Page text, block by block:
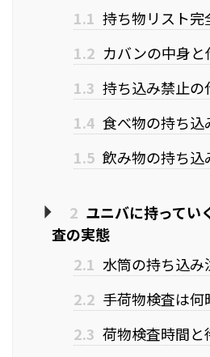
1.1 持ち物リスト完
1.2 カバンの中身と
1.3 持ち込み禁止の
1.4 食べ物の持ち込
1.5 飲み物の持ち込
2 ユニバに持ってい
査の実態
2.1 水筒の持ち込み
2.2 手荷物検査は何
2.3 荷物検査時間と